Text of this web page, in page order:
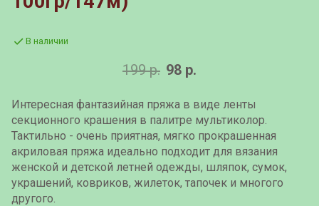
В наличии
199 р. 98 р.
Интересная фантазийная пряжа в виде ленты
секционного крашения в палитре мультиколор.
Тактильно - очень приятная, мягко прокрашенная
акриловая пряжа идеально подходит для вязания
женской и детской летней одежды, шляпок, сумок,
украшений, ковриков, жилеток, тапочек и многого
другого.